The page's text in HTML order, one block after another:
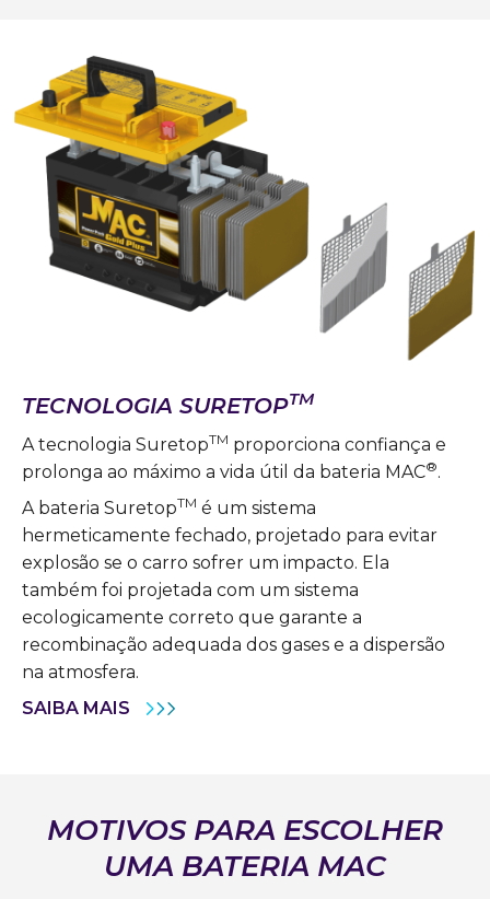
TECNOLOGIA SURETOPTM
A tecnologia SuretopTM proporciona confiança e
prolonga ao máximo a vida útil da bateria MAC®.
A bateria SuretopTM é um sistema
hermeticamente fechado, projetado para evitar
explosão se o carro sofrer um impacto. Ela
também foi projetada com um sistema
ecologicamente correto que garante a
recombinação adequada dos gases e a dispersão
na atmosfera.
SAIBA MAIS
MOTIVOS PARA ESCOLHER
UMA BATERIA MAC